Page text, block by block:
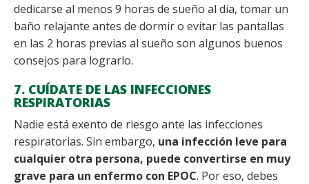
dedicarse al menos 9 horas de sueño al día, tomar un
baño relajante antes de dormir o evitar las pantallas
en las 2 horas previas al sueño son algunos buenos
consejos para lograrlo.
7. CUÍDATE DE LAS INFECCIONES
RESPIRATORIAS
Nadie está exento de riesgo ante las infecciones
respiratorias. Sin embargo, una infección leve para
cualquier otra persona, puede convertirse en muy
grave para un enfermo con EPOC. Por eso, debes